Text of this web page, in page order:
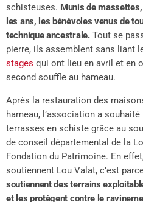
schisteuses. Munis de
les ans, les bénévoles venus de
technique ancestrale.Tout se
pierre, ils assemblent sans liant
stages qui ont lieu en avril et en
second souffle au hameau.
Après la restauration des
hameau, l’association a
terrasses en schiste grâce au
de conseil départemental de la
Fondation du Patrimoine. En
soutiennent Lou Valat, c’est
soutiennent des terrains
et les protègent contre le